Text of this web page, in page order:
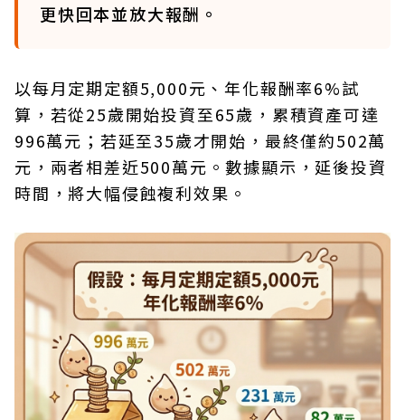
更快回本並放大報酬。
以每月定期定額5,000元、年化報酬率6%試
算，若從25歲開始投資至65歲，累積資產可達
996萬元；若延至35歲才開始，最終僅約502萬
元，兩者相差近500萬元。數據顯示，延後投資
時間，將大幅侵蝕複利效果。